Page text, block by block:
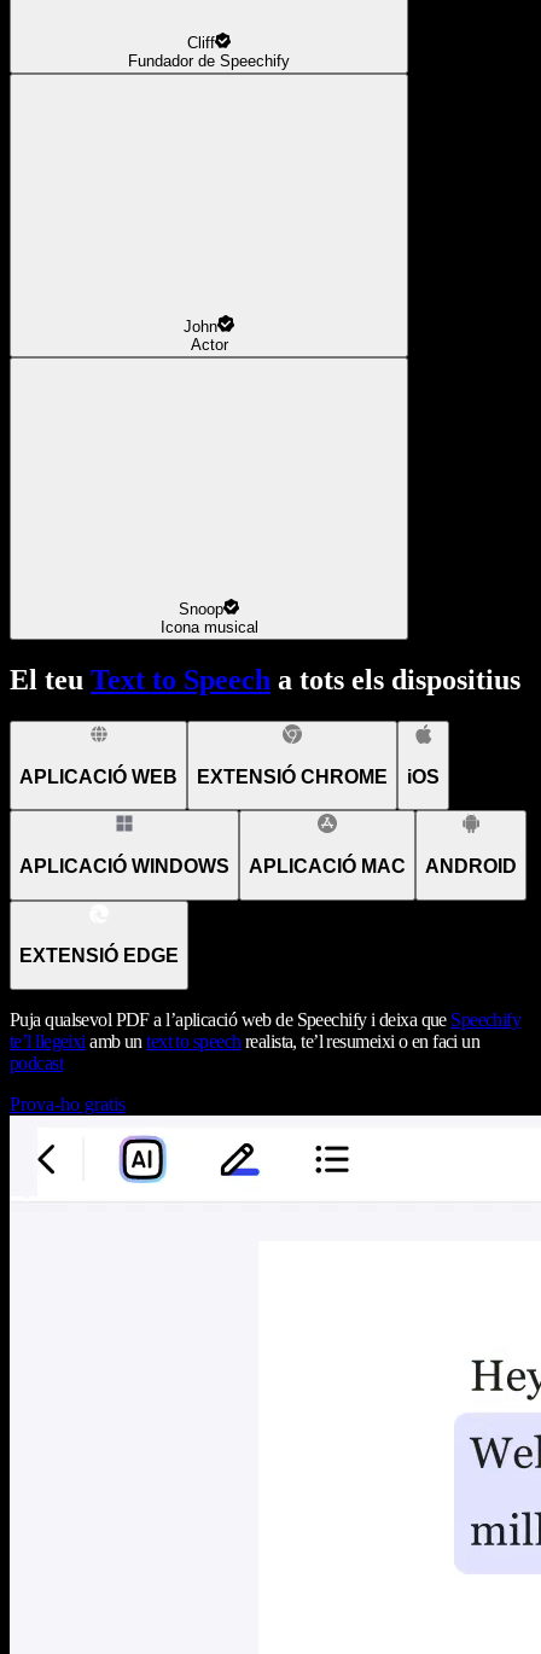
Cliff
Fundador de Speechify
John
Actor
Snoop
Icona musical
El teu Text to Speech a tots els dispositius
APLICACIÓ WEB EXTENSIÓ CHROME iOS
APLICACIÓ WINDOWS APLICACIÓ MAC ANDROID
EXTENSIÓ EDGE
Puja qualsevol PDF a l’aplicació web de Speechify i deixa que Speechify
te’l llegeixi amb untext to speech realista, te’l resumeixi o en faci un
podcast
Prova-ho gratis